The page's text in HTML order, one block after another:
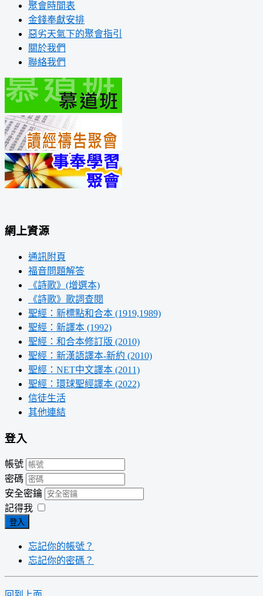
聚會時間表
金錢奉獻安排
惡劣天氣下的聚會指引
關於我們
聯絡我們
網上資源
通訊附頁
福音問題解答
《詩歌》(增選本)
《詩歌》歌詞查閱
聖經：新標點和合本 (1919,1989)
聖經：新譯本 (1992)
聖經：和合本修訂版 (2010)
聖經：新漢語譯本-新約 (2010)
聖經：NET中文譯本 (2011)
聖經：環球聖經譯本 (2022)
信徒生活
其他連結
登入
帳號
密碼
安全密鑰
記得我
登入
忘記你的帳號？
忘記你的密碼？